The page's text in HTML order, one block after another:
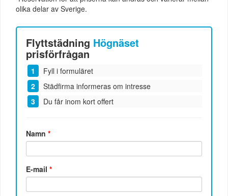
olika delar av Sverige.
Flyttstädning Högnäset
prisförfrågan
Fyll i formuläret
Städfirma informeras om intresse
Du får inom kort offert
Namn*
E-mail*